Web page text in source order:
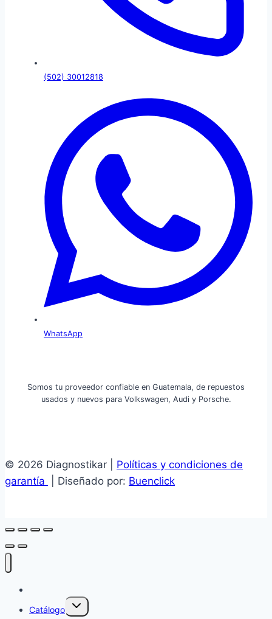
(502) 30012818
WhatsApp
Somos tu proveedor confiable en Guatemala, de repuestos
usados y nuevos para Volkswagen, Audi y Porsche.
© 2026 Diagnostikar | Políticas y condiciones de
garantía
| Diseñado por: Buenclick
Catálogo
Alternar
menú